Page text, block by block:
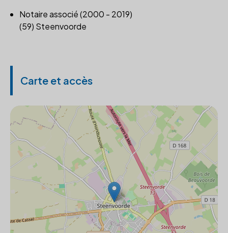
Notaire associé (2000 - 2019)
(59) Steenvoorde
Carte et accès